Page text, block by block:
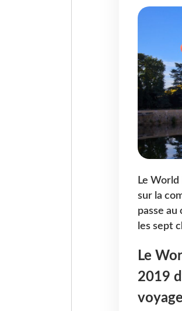
Le
sur la
passe au
les sept
Le
2019